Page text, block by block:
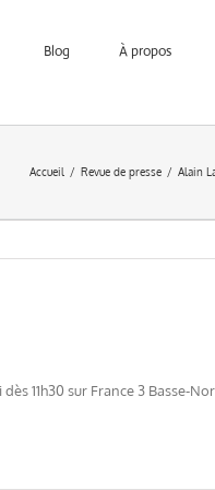
Blog À propos
Accueil Revue de presse Alain
11h30 sur France 3 Basse-